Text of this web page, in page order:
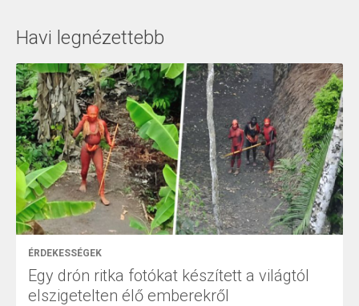
Havi legnézettebb
ÉRDEKESSÉGEK
Egy drón ritka fotókat készített a világtól
elszigetelten élő emberekről